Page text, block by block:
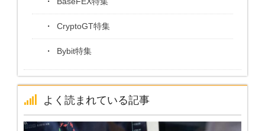
CryptoGT特集
Bybit特集
よく読まれている記事